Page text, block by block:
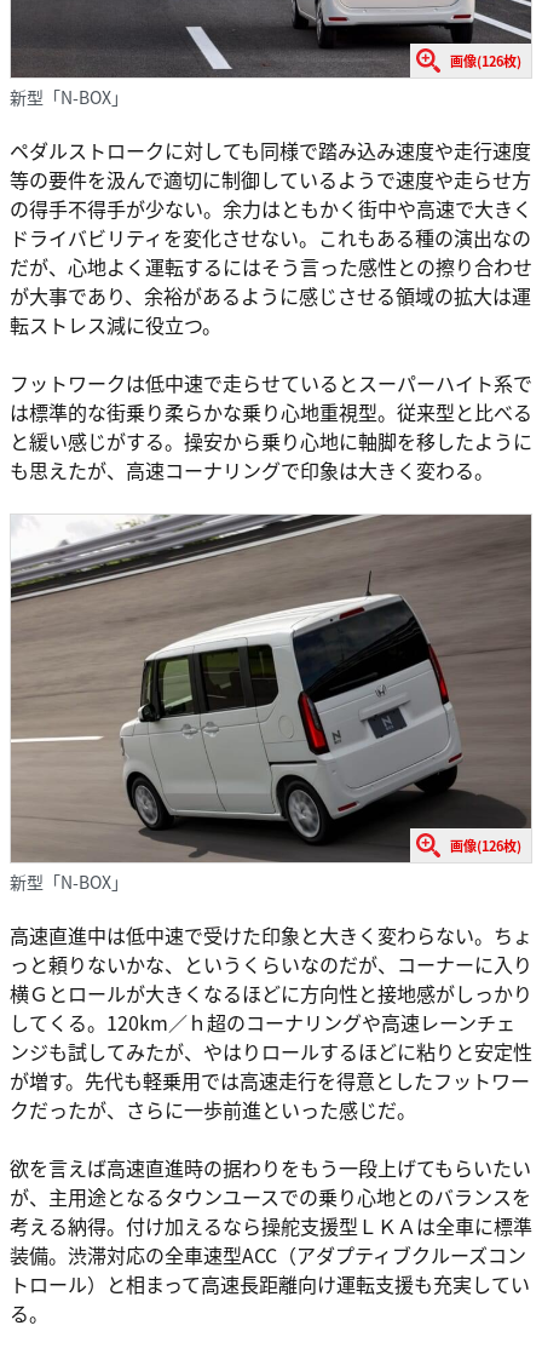
画像(126枚)
新型「N-BOX」
ペダルストロークに対しても同様で踏み込み速度や走行速度
等の要件を汲んで適切に制御しているようで速度や走らせ方
の得手不得手が少ない。余力はともかく街中や高速で大きく
ドライバビリティを変化させない。これもある種の演出なの
だが、心地よく運転するにはそう言った感性との擦り合わせ
が大事であり、余裕があるように感じさせる領域の拡大は運
転ストレス減に役立つ。
フットワークは低中速で走らせているとスーパーハイト系で
は標準的な街乗り柔らかな乗り心地重視型。従来型と比べる
と緩い感じがする。操安から乗り心地に軸脚を移したように
も思えたが、高速コーナリングで印象は大きく変わる。
画像(126枚)
新型「N-BOX」
高速直進中は低中速で受けた印象と大きく変わらない。ちょ
っと頼りないかな、というくらいなのだが、コーナーに入り
横Ｇとロールが大きくなるほどに方向性と接地感がしっかり
してくる。120km／ｈ超のコーナリングや高速レーンチェ
ンジも試してみたが、やはりロールするほどに粘りと安定性
が増す。先代も軽乗用では高速走行を得意としたフットワー
クだったが、さらに一歩前進といった感じだ。
欲を言えば高速直進時の据わりをもう一段上げてもらいたい
が、主用途となるタウンユースでの乗り心地とのバランスを
考える納得。付け加えるなら操舵支援型ＬＫＡは全車に標準
装備。渋滞対応の全車速型ACC（アダプティブクルーズコン
トロール）と相まって高速長距離向け運転支援も充実してい
る。